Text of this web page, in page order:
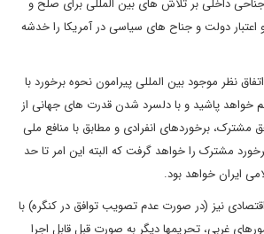
داخلی بر تلاش های بین المللی برای صلح و
اعتبار دولت و جناح های سیاسی در آمریکا را خدشه
نظر موجود بین المللی پیرامون نحوه برخورد با
خواهد پاشید و با دلسرد شدن قدرت های جهانی از
مشترک، برخوردهای انفرادی و مطابق با منافع ملی
مشترک را خواهد گرفت که البته این امر تا حد
ایران خواهد بود.
نیز (در صورت عدم تصویب توافق در کنگره) با
غربی، تحریمها دیگر به صورت قبل قابل اجرا